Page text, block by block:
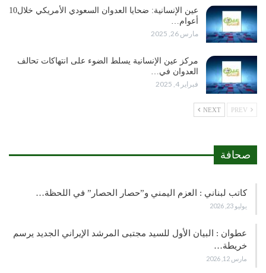
عين الإنسانية: ضحايا العدوان السعودي الأمريكي خلال10
أعوام…
مارس 26, 2025
مركز عين الإنسانية يسلط الضوء على انتهاكات تحالف
العدوان في…
فبراير 4, 2025
NEXT
صحافة
كاتب لبناني : العزم اليمني و”حصار الحصار” في اللحظة…
يوليو 23, 2026
عطوان : البيان الأول للسيد مجتبى المرشد الإيراني الجديد يرسم
خريطة…
مارس 12, 2026